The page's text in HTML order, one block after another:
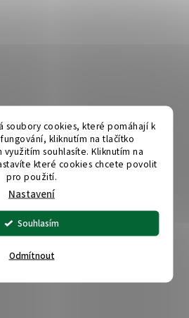
soubory cookies, které pomáhají k
kliknutím na tlačítko
využitím souhlasíte. Kliknutím na
které cookies chcete povolit
pro použití.
Nastavení
Odmítnout
Souhlasím